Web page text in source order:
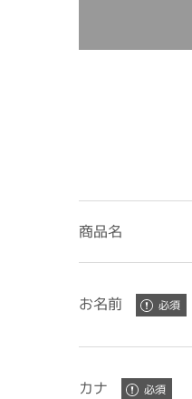
商品名
お名前
カナ